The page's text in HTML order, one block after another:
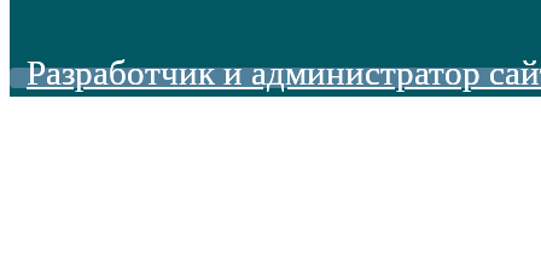
Разработчик и администратор